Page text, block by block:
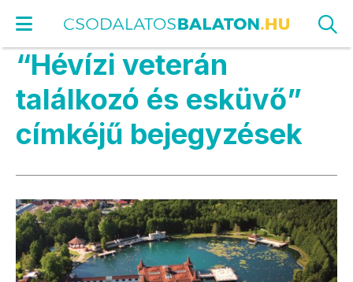
“Hévízi veterán
találkozó és esküvő”
címkéjű bejegyzések